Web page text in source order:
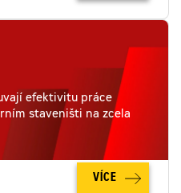
efektivitu práce
staveništi na zcela
VÍCE